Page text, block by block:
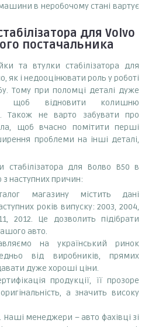
в неробочому стані вартує
для Volvo
постачальника
та втулки стабілізатора для
як і недооцінювати роль у роботі
Тому при поломці деталі дуже
щоб відновити колишню
Також не варто забувати про
щоб вчасно помітити перші
проблеми на інші деталі,
стабілізатора для Волво В50 в
з наступних причин:
магазину містить дані
років випуску: 2003, 2004,
2012. Це дозволить підібрати
авто.
на український ринок
від виробників, прямих
дуже хороші ціни.
продукції, її прозоре
а значить високу
Наші менеджери – авто фахівці зі